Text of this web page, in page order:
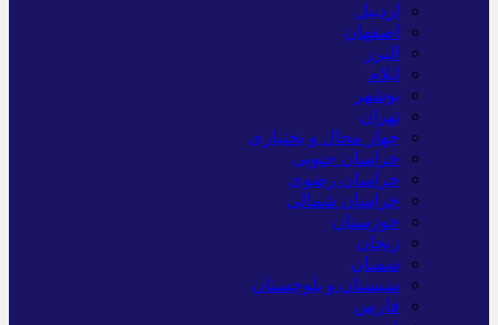
اردبیل
اصفهان
البرز
ایلام
بوشهر
تهران
چهار محال و بختیاری
خراسان جنوبی
خراسان رضوی
خراسان شمالی
خوزستان
زنجان
سمنان
سیستان و بلوچستان
فارس